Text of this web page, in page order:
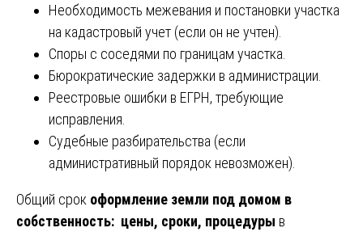
Необходимость межевания и постановки участка
на кадастровый учет (если он не учтен).
Споры с соседями по границам участка.
Бюрократические задержки в администрации.
Реестровые ошибки в ЕГРН, требующие
исправления.
Судебные разбирательства (если
административный порядок невозможен).
Общий срок оформление земли под домом в
собственность: цены, сроки, процедуры в